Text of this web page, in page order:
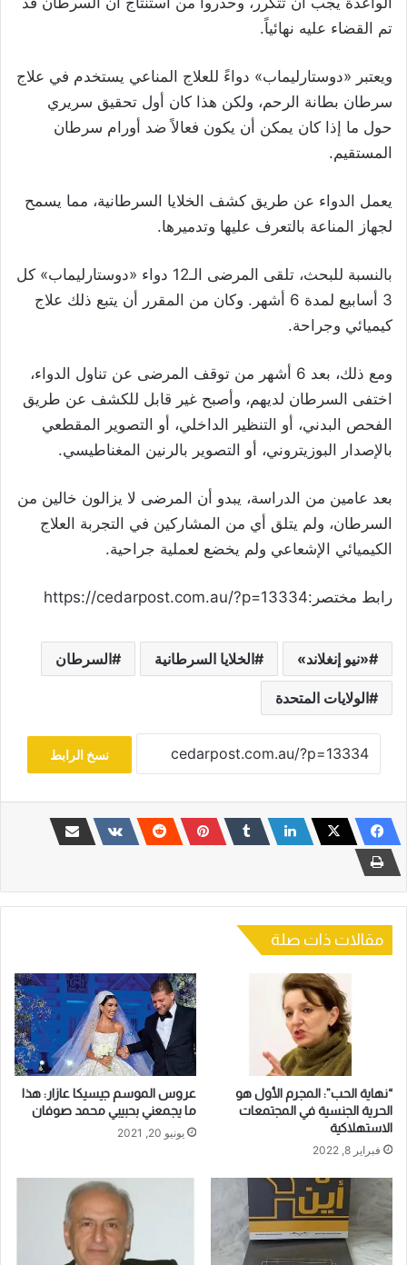
تم القضاء عليه نهائياً.
ويعتبر «دوستارليماب» دواءً للعلاج المناعي يستخدم في علاج
سرطان بطانة الرحم، ولكن هذا كان أول تحقيق سريري
حول ما إذا كان يمكن أن يكون فعالاً ضد أورام سرطان
المستقيم.
يعمل الدواء عن طريق كشف الخلايا السرطانية، مما يسمح
لجهاز المناعة بالتعرف عليها وتدميرها.
بالنسبة للبحث، تلقى المرضى الـ12 دواء «دوستارليماب» كل
3 أسابيع لمدة 6 أشهر. وكان من المقرر أن يتبع ذلك علاج
كيميائي وجراحة.
ومع ذلك، بعد 6 أشهر من توقف المرضى عن تناول الدواء،
اختفى السرطان لديهم، وأصبح غير قابل للكشف عن طريق
الفحص البدني، أو التنظير الداخلي، أو التصوير المقطعي
بالإصدار البوزيتروني، أو التصوير بالرنين المغناطيسي.
بعد عامين من الدراسة، يبدو أن المرضى لا يزالون خالين من
السرطان، ولم يتلق أي من المشاركين في التجربة العلاج
الكيميائي الإشعاعي ولم يخضع لعملية جراحية.
رابط مختصر:https://cedarpost.com.au/?p=13334
«نيو إنغلاند» الخلايا السرطانية السرطان
الولايات المتحدة
نسخ الرابط
مقالات ذات صلة
“نهاية الحب”: المجرم الأول هو
الحرية الجنسية في المجتمعات
الاستهلاكية
فبراير 8, 2022
عروس الموسم جيسيكا عازار: هذا
ما يجمعني بحبيبي محمد صوفان
يونيو 20, 2021